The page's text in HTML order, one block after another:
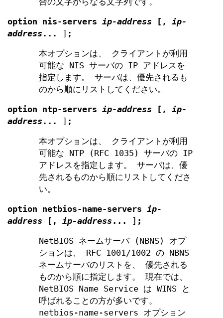
option nis-servers ip-address [ ,
ip-
address ... ] ;
本オプションは、 クライアントが利用
可能な NIS サーバの IP アドレスを
指定します。 サーバは、優先されるも
のから順にリストしてください。
option ntp-servers ip-address [ ,
ip-
address ... ] ;
本オプションは、 クライアントが利用
可能な NTP (RFC 1035) サーバの IP
アドレスを指定します。 サーバは、優
先されるものから順にリストしてくださ
い。
option netbios-name-servers ip-
address [ , ip-address ... ] ;
NetBIOS ネームサーバ (NBNS) オプ
ションは、 RFC 1001/1002 の NBNS
ネームサーバのリストを、 優先される
ものから順に指定します。 現在では、
NetBIOS Name Service は WINS と
呼ばれることの方が多いです。
netbios-name-servers オプション